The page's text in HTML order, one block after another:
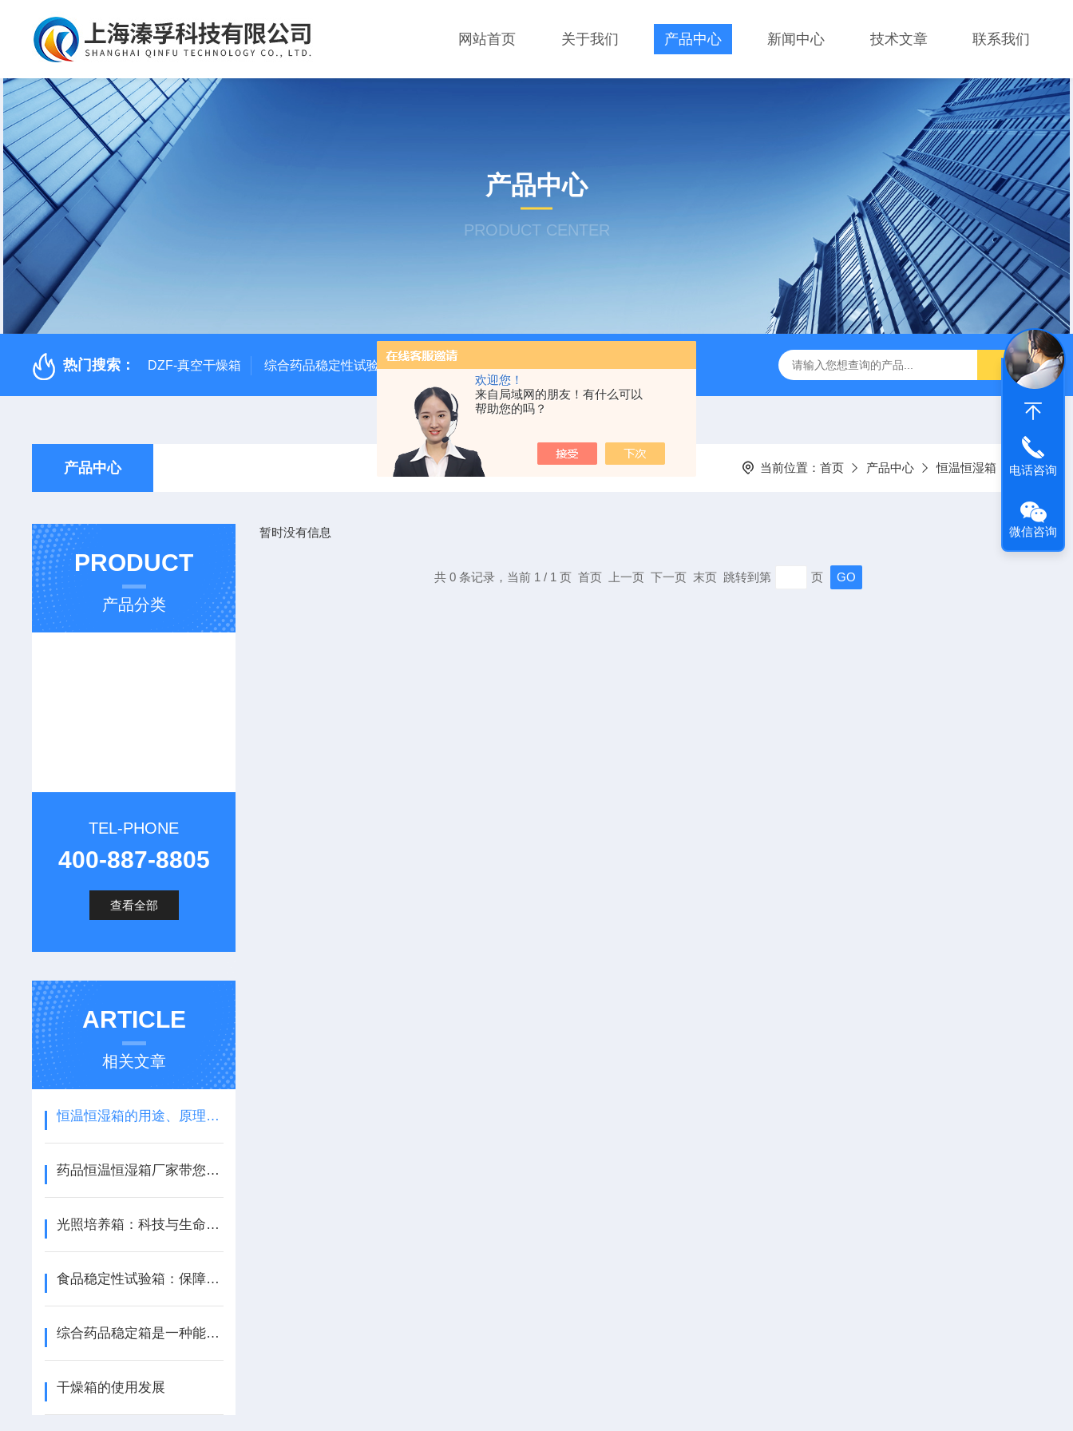
欢迎您！
来自局域网的朋友！有什么可以
帮助您的吗？
网站首页 关于我们 产品中心 新闻中心 技术文章 联系我们
产品中心
PRODUCT CENTER
热门搜索： DZF-真空干燥箱 综合药品稳定性试验箱 QF-SD-3T药品稳定性试验箱三代 QF-***GD-T药品强光照射试验箱 QF-SD-2T药品
产品中心 当前位置： 首页 产品中心 恒温恒湿箱
PRODUCT
产品分类
TEL-PHONE
400-887-8805
查看全部
ARTICLE
相关文章
恒温恒湿箱的用途、原理及安装使用方法
药品恒温恒湿箱厂家带您了解产品结构特性与制药试验全流程管控探析
光照培养箱：科技与生命的交融
食品稳定性试验箱：保障食品质量的可靠设备
综合药品稳定箱是一种能够精确控制温度和湿度的仪器
干燥箱的使用发展
暂时没有信息
共 0 条记录，当前 1 / 1 页 首页 上一页 下一页 末页 跳转到第 页
电话咨询
微信咨询